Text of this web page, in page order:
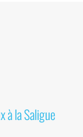
à la Saligue